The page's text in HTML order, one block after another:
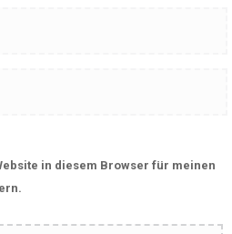
in diesem Browser für meinen